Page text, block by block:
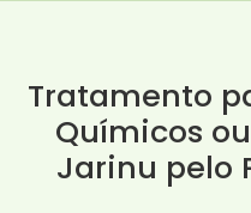
Tratamento
Químicos
Jarinu pelo